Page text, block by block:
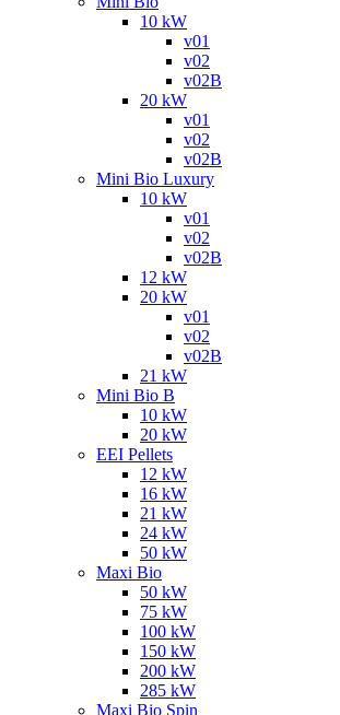
10 kW
v01
v02
v02B
20 kW
v01
v02
v02B
Mini Bio Luxury
10 kW
v01
v02
v02B
12 kW
20 kW
v01
v02
v02B
21 kW
Mini Bio B
10 kW
20 kW
EEI Pellets
12 kW
16 kW
21 kW
24 kW
50 kW
Maxi Bio
50 kW
75 kW
100 kW
150 kW
200 kW
285 kW
Maxi Bio Spin